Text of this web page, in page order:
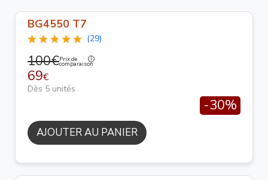
BG4550 T7
(29)
100€Prix de
comparaison
69€
Dès 5 unités
-30%
AJOUTER AU PANIER